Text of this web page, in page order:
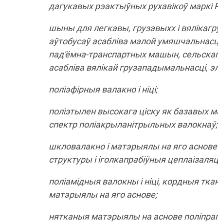
дагукавых рэактыўных рухавікоў
шыны для легкавы, грузавыхх і
аўтобусаў асабліва малой
пад'ёмна-транспартных машын,
асабліва вялікай грузападымальнасці,
поліэфірныя валакно і ніці;
поліэтылен высокага ціску як базавых
спектр поліакрыланітрыльных валокнаў;
шкловалакно і матэрыялы на яго аснове
структуры і іголкапрабіўныя
поліамідныя валокны і ніці, кордныя
матэрыялы на яго аснове;
нятканыя матэрыялы на аснове